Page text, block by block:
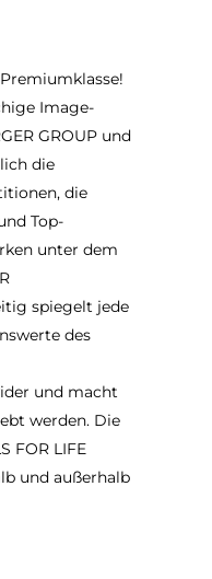
Image-
GROUP und
die
die
Top-
unter dem
spiegelt jede
des
und macht
werden. Die
FOR LIFE
und außerhalb